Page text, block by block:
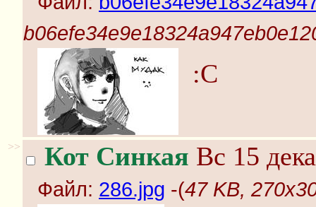
:C
>> Кот Синкая Вс 15
Файл: 286.jpg -(47 KB,